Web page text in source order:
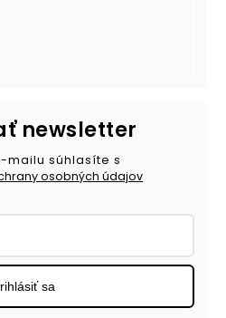
newsletter
mailu súhlasíte s
osobných údajov
sa